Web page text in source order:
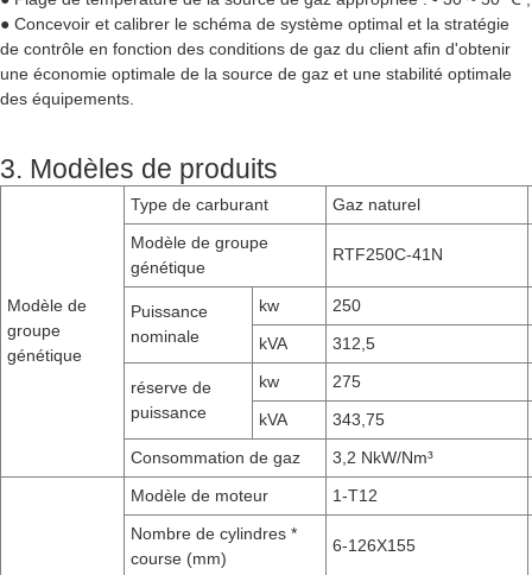
● Concevoir et calibrer le schéma de système optimal et la stratégie
de contrôle en fonction des conditions de gaz du client afin d'obtenir
une économie optimale de la source de gaz et une stabilité optimale
des équipements.
3. Modèles de produits
Modèle de
groupe
génétique
Type de carburant
Gaz naturel
Modèle de groupe
génétique
RTF250C-41N
Puissance
nominale
kw
250
kVA
312,5
réserve de
puissance
kw
275
kVA
343,75
Consommation de gaz
3,2 NkW/Nm³
Modèle de moteur
1-T12
Nombre de cylindres *
course (mm)
6-126X155